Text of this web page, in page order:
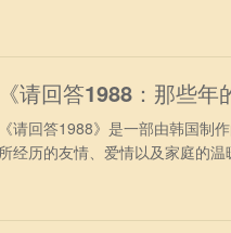
《请回答1988：那些年
《请回答1988》是一部由韩国制
所经历的友情、爱情以及家庭的温